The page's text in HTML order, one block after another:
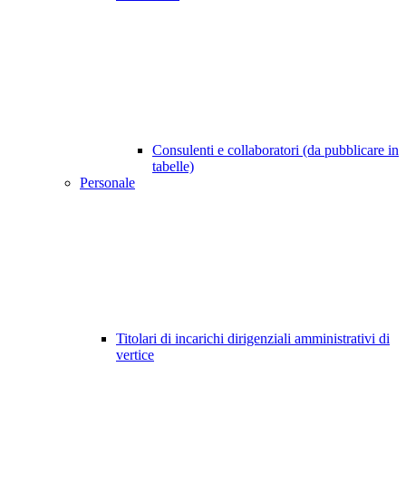
Consulenti e collaboratori (da pubblicare in
tabelle)
Personale
Titolari di incarichi dirigenziali amministrativi di
vertice